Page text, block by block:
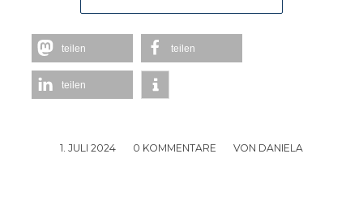
teilen teilen
teilen
1. JULI 2024
/ 0 KOMMENTARE
/ VON DANIELA